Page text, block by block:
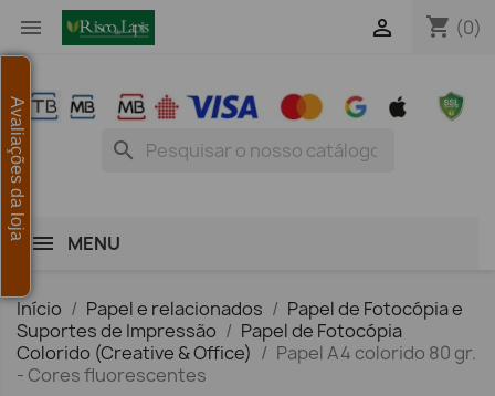
 shopping_cart (0)

search
MENU
Início Papel e relacionados
Papel de Fotocópia e
Suportes de Impressão
Papel de Fotocópia
Colorido (Creative & Office)
Papel A4 colorido 80 gr.
- Cores fluorescentes
Avaliações da loja